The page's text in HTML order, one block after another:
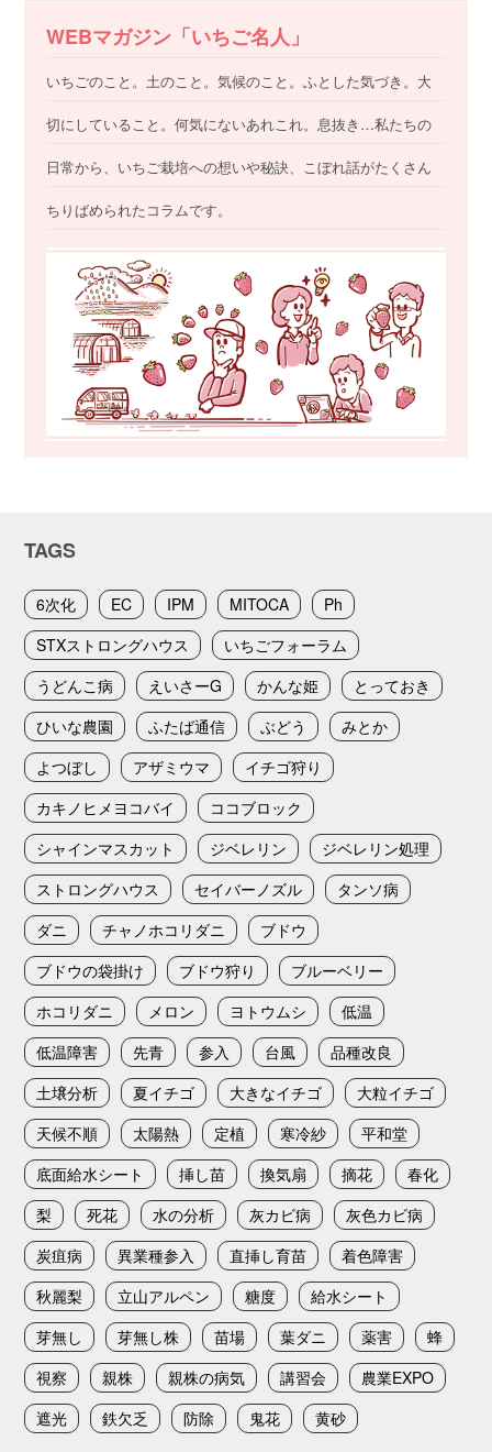
WEBマガジン「いちご名人」
いちごのこと。土のこと。気候のこと。ふとした気づき。大
切にしていること。何気にないあれこれ。息抜き…私たちの
日常から、いちご栽培への想いや秘訣、こぼれ話がたくさん
ちりばめられたコラムです。
TAGS
6次化 EC IPM MITOCA
Ph
STXストロングハウス
いちごフォーラム
うどんこ病
えいさーG かんな姫
とっておき
ひいな農園
ふたば通信 ぶどう
みとか
よつぼし
アザミウマ
イチゴ狩り
カキノヒメヨコバイ
ココブロック
シャインマスカット
ジベレリン
ジベレリン処理
ストロングハウス
セイバーノズル
タンソ病
ダニ
チャノホコリダニ
ブドウ
ブドウの袋掛け
ブドウ狩り
ブルーベリー
ホコリダニ
メロン ヨトウムシ
低温
低温障害
先青 参入 台風
品種改良
土壌分析
夏イチゴ 大きなイチゴ
大粒イチゴ
天候不順
太陽熱 定植 寒冷紗
平和堂
底面給水シート
挿し苗 換気扇 摘花
春化
梨
死花 水の分析 灰カビ病
灰色カビ病
炭疽病
異業種参入 直挿し育苗
着色障害
秋麗梨
立山アルペン 糖度
給水シート
芽無し
芽無し株 苗場 葉ダニ 薬害
蜂
視察
親株 親株の病気 講習会
農業EXPO
遮光
鉄欠乏 防除 鬼花 黄砂